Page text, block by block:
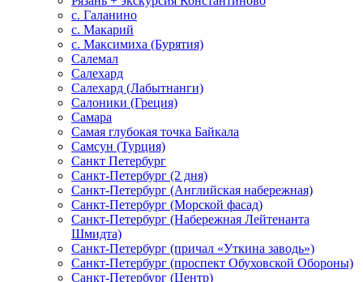
с. Галанино
с. Макарий
с. Максимиха (Бурятия)
Салемал
Салехард
Салехард (Лабытнанги)
Салоники (Греция)
Самара
Самая глубокая точка Байкала
Самсун (Турция)
Санкт Петербург
Санкт-Петербург (2 дня)
Санкт-Петербург (Английская набережная)
Санкт-Петербург (Морской фасад)
Санкт-Петербург (Набережная Лейтенанта
Шмидта)
Санкт-Петербург (причал «Уткина заводь»)
Санкт-Петербург (проспект Обуховской Обороны)
Санкт-Петербург (Центр)